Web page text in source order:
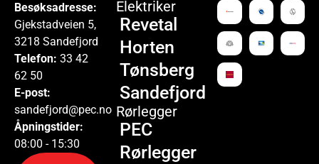
Besøksadresse:
Gjekstadveien 5,
3218 Sandefjord
Telefon: 33 42
62 50
E-post:
sandefjord@pec.no
Åpningstider:
08:00 - 15:30
Elektriker
Revetal
Horten
Tønsberg
Sandefjord
Rørlegger
PEC
Rørlegger